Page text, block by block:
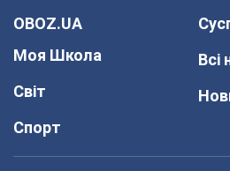
OBOZ.UA
Моя Школа
Світ
Спорт
Всі